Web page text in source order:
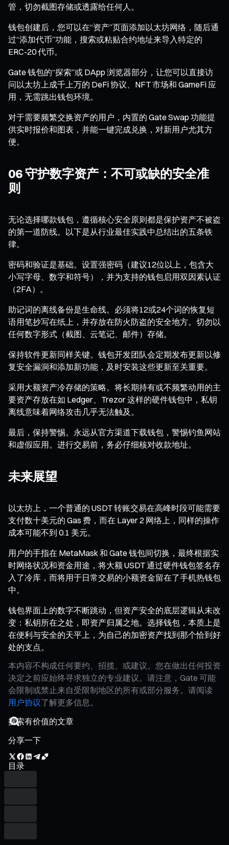
管，切勿截图存储或透露给任何人。
钱包创建后，您可以在“资产”页面添加以太坊网络，随后通
过“添加代币”功能，搜索或粘贴合约地址来导入特定的
ERC-20 代币。
Gate 钱包的“探索”或 DApp 浏览器部分，让您可以直接访
问以太坊上成千上万的 DeFi 协议、NFT 市场和 GameFi 应
用，无需跳出钱包环境。
对于需要频繁交换资产的用户，内置的 Gate Swap 功能提
供实时报价和图表，并能一键完成兑换，对新用户尤其方
便。
06 守护数字资产：不可或缺的安全准
则
无论选择哪款钱包，遵循核心安全原则都是保护资产不被盗
的第一道防线。以下是从行业最佳实践中总结出的五条铁
律。
密码和验证是基础。设置强密码（建议12位以上，包含大
小写字母、数字和符号），并为支持的钱包启用双因素认证
（2FA）。
助记词的离线备份是生命线。必须将12或24个词的恢复短
语用笔抄写在纸上，并存放在防火防盗的安全地方。切勿以
任何数字形式（截图、云笔记、邮件）存储。
保持软件更新同样关键。钱包开发团队会定期发布更新以修
复安全漏洞和添加新功能，及时安装这些更新至关重要。
采用大额资产冷存储的策略。将长期持有或不频繁动用的主
要资产存放在如 Ledger、Trezor 这样的硬件钱包中，私钥
离线意味着网络攻击几乎无法触及。
最后，保持警惕。永远从官方渠道下载钱包，警惕钓鱼网站
和虚假应用。进行交易前，务必仔细核对收款地址。
未来展望
以太坊上，一个普通的 USDT 转账交易在高峰时段可能需要
支付数十美元的 Gas 费，而在 Layer 2 网络上，同样的操作
成本可能不到 0.1 美元。
用户的手指在 MetaMask 和 Gate 钱包间切换，最终根据实
时网络状况和资金用途，将大额 USDT 通过硬件钱包签名存
入了冷库，而将用于日常交易的小额资金留在了手机热钱包
中。
钱包界面上的数字不断跳动，但资产安全的底层逻辑从未改
变：私钥所在之处，即资产归属之地。选择钱包，本质上是
在便利与安全的天平上，为自己的加密资产找到那个恰到好
处的支点。
本内容不构成任何要约、招揽、或建议。您在做出任何投资
决定之前应始终寻求独立的专业建议。请注意，Gate 可能
会限制或禁止来自受限制地区的所有或部分服务。请阅读
用户协议了解更多信息。
分享一下
目录